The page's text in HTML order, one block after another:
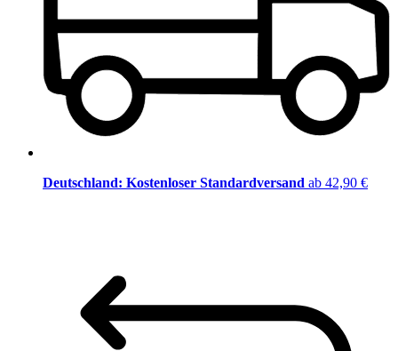
Deutschland: Kostenloser Standardversand ab 42,90 €